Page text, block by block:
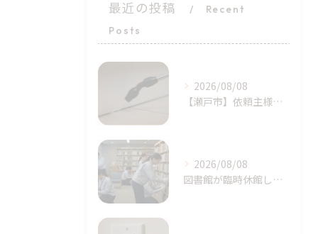
最近の投稿
Recent
Posts
2026/08/08
​【瀬戸市】依頼主様の完璧に近い初期対応！シバンムシ駆除の「プロによる追加施工」｜天白区ライジング・サン
2026/08/08
図書館が臨時休館したトコジラミ問題とは？家庭でも注意｜天白区塩釜口